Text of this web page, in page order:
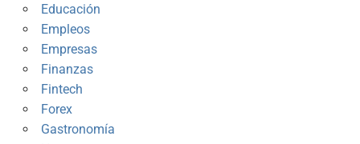
Educación
Empleos
Empresas
Finanzas
Fintech
Forex
Gastronomía